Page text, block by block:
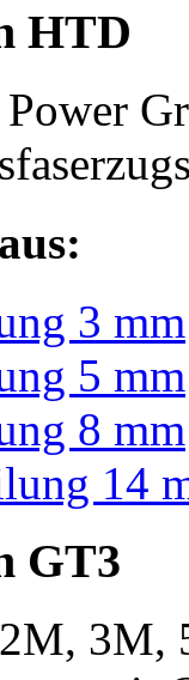
HTD
Power
3 mm
5 mm
8 mm
14
GT3
3M,